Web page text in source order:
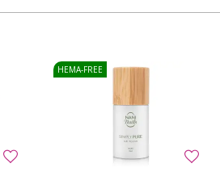
HEMA-FREE